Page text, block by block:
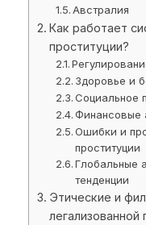
Австралия
Как работает
проституции?
Здоровье и
Социальное
Финансовые
Ошибки и
проституции
Глобальные
тенденции
Этические и
легализованной